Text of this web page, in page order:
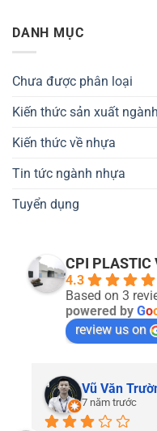
DANH MỤC
Chưa được phân loại
Kiến thức sản xuất
Kiến thức về nhựa
Tin tức ngành nhựa
Tuyển dụng
CPI PLASTIC
4.3
Based on 3
powered by Go
review us on
Vũ Văn
7 năm trước